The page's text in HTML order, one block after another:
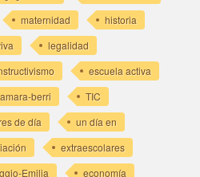
maternidad
historia
legalidad
escuela activa
amara-berri
TIC
de día
un día en
extraescolares
Emilia
economía